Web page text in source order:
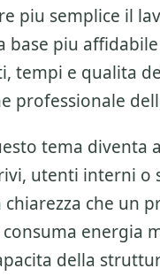
piu semplice il
base piu
e qualita
professionale
tema diventa
utenti interni o
che un
energia
della